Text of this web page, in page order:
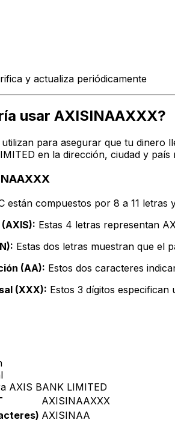
y actualiza periódicamente
usar AXISINAAXXX?
utilizan para asegurar que tu
en la dirección, ciudad y
están compuestos por 8 a 11
Estas 4 letras representan
Estas dos letras muestran que el
(AA): Estos dos caracteres
(XXX): Estos 3 dígitos
AXIS BANK LIMITED
AXISINAAXXX
AXISINAA